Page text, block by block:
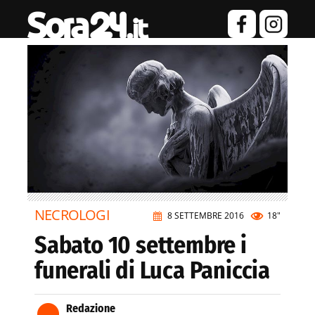
8 SETTEMBRE 2016 18"
NECROLOGI
Sabato 10 settembre i
funerali di Luca Paniccia
Redazione